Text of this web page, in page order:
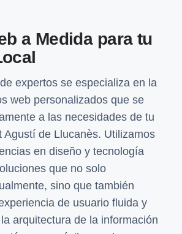
a Medida para tu
expertos se especializa en la
web personalizados que se
a las necesidades de tu
Agustí de Llucanès. Utilizamos
en diseño y tecnología
que no solo
sino que también
de usuario fluida y
arquitectura de la información